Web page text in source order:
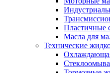
Пластичные
Масла для
Технические